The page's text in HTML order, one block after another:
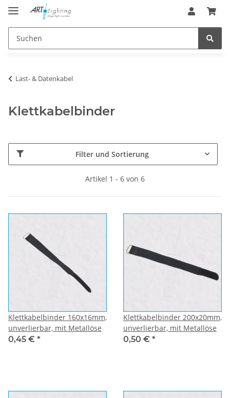
Last- & Datenkabel
Klettkabelbinder
Filter und Sortierung
Artikel 1 - 6 von 6
Klettkabelbinder 160x16mm,
unverlierbar, mit Metallöse
0,45 € *
Klettkabelbinder 200x20mm,
unverlierbar, mit Metallöse
0,50 € *